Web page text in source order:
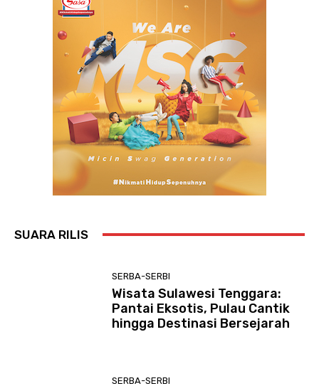
SUARA RILIS
SERBA-SERBI
Wisata Sulawesi Tenggara:
Pantai Eksotis, Pulau Cantik
hingga Destinasi Bersejarah
SERBA-SERBI